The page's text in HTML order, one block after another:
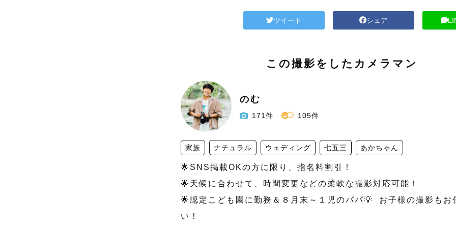
ツイート シェア
この撮影をしたカメラマン
のむ
171件 105件
家族 ナチュラル ウェディング 七五三 あかちゃん
🌟SNS掲載OKの方に限り、指名料割引！
🌟天候に合わせて、時間変更などの柔軟な撮影対応可能！
🌟認定こども園に勤務＆８月末～１児のパパ💡  お子様の撮影もお
い！